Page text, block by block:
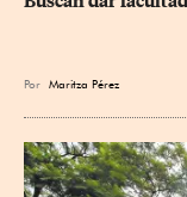
Por Maritza Pérez